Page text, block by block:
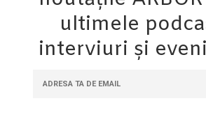
ultimele
interviuri și